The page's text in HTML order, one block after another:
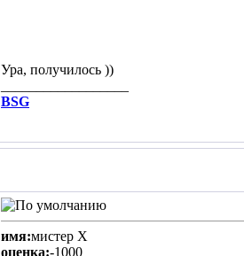
Ура, получилось ))
BSG
имя:мистер Х
оценка:-1000